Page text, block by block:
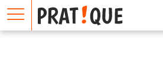
E
m
a